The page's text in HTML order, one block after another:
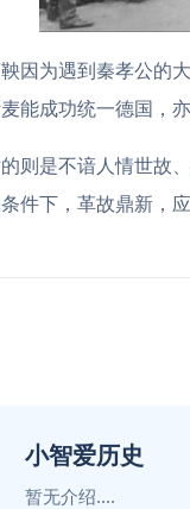
因为遇到秦孝公的
能成功统一德国，
则是不谙人情世故
件下，革故鼎新，
小智爱历史
暂无介绍....